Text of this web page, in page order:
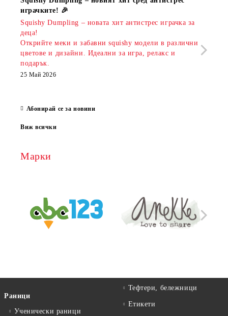
играчките! 🎉
Squishy Dumpling – новата хит антистрес играчка за
деца!
Открийте меки и забавни squishy модели в различни
цветове и дизайни. Идеални за игра, релакс и
подарък.
25 Май 2026
Абонирай се за новини
Виж всички
Марки
Раници
Ученически раници
Тефтери, бележници
Етикети